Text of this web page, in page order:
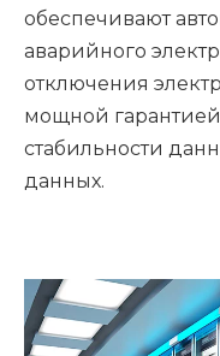
обеспечивают
аварийного
отключения
мощной
стабильности
данных.